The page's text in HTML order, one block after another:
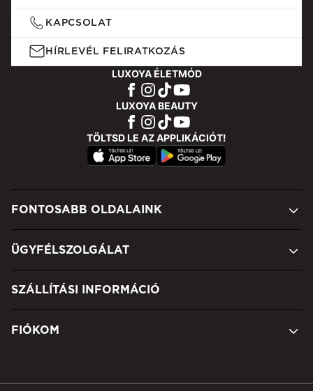
KAPCSOLAT
HÍRLEVÉL FELIRATKOZÁS
LUXOYA ÉLETMÓD
LUXOYA BEAUTY
TÖLTSD LE AZ APPLIKÁCIÓT!
FONTOSABB OLDALAINK
ÜGYFÉLSZOLGÁLAT
SZÁLLÍTÁSI INFORMÁCIÓ
FIÓKOM